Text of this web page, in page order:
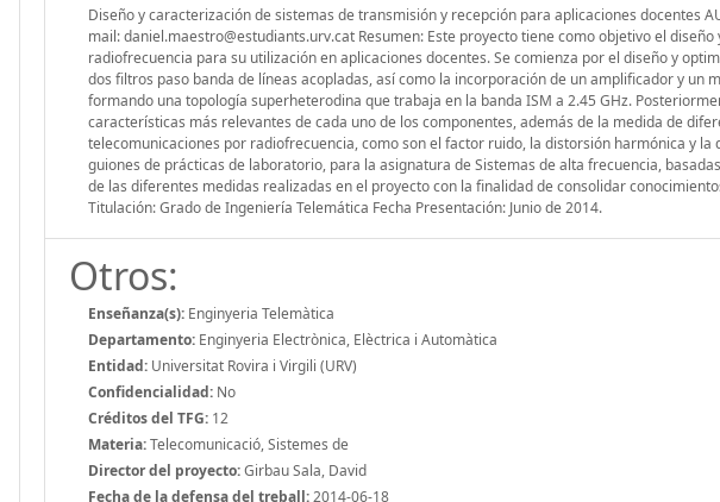
Diseño y caracterización de sistemas de transmisión y recepción para aplicaciones docentes
mail: daniel.maestro@estudiants.urv.cat Resumen: Este proyecto tiene como objetivo el
radiofrecuencia para su utilización en aplicaciones docentes. Se comienza por el diseño y
dos filtros paso banda de líneas acopladas, así como la incorporación de un amplificador y un
formando una topología superheterodina que trabaja en la banda ISM a 2.45 GHz.
características más relevantes de cada uno de los componentes, además de la medida de
telecomunicaciones por radiofrecuencia, como son el factor ruido, la distorsión harmónica y
guiones de prácticas de laboratorio, para la asignatura de Sistemas de alta frecuencia,
de las diferentes medidas realizadas en el proyecto con la finalidad de consolidar
Titulación: Grado de Ingeniería Telemática Fecha Presentación: Junio de 2014.
Otros:
Enseñanza(s): Enginyeria Telemàtica
Departamento: Enginyeria Electrònica, Elèctrica i Automàtica
Entidad: Universitat Rovira i Virgili (URV)
Confidencialidad: No
Créditos del TFG: 12
Materia:Telecomunicació, Sistemes de
Director del proyecto:Girbau Sala, David
Fecha de la defensa del treball:2014-06-18